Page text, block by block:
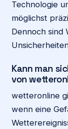
Technologie
möglichst
Dennoch sind
Kann man
von
wetteronline
wenn eine